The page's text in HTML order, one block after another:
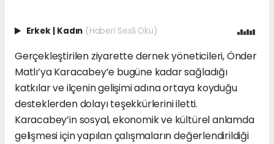
Erkek | Kadın (Haberi Sesli Oku)
Gerçekleştirilen ziyarette dernek yöneticileri, Önder
Matlı’ya Karacabey’e bugüne kadar sağladığı
katkılar ve ilçenin gelişimi adına ortaya koyduğu
desteklerden dolayı teşekkürlerini iletti.
Karacabey’in sosyal, ekonomik ve kültürel anlamda
gelişmesi için yapılan çalışmaların değerlendirildiği